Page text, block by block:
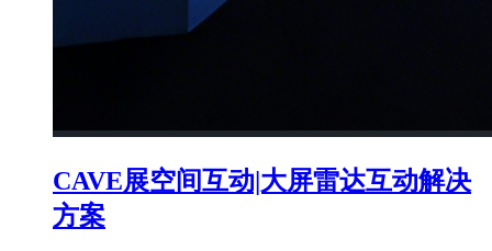
CAVE展空间互动|大屏雷达互动解决
方案